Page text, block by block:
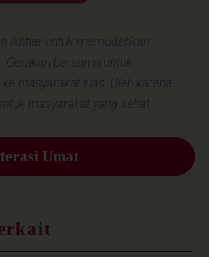
ikhtiar untuk memudahkan
bersama untuk
masyarakat luas. Oleh karena
masyarakat yang sehat.
Umat